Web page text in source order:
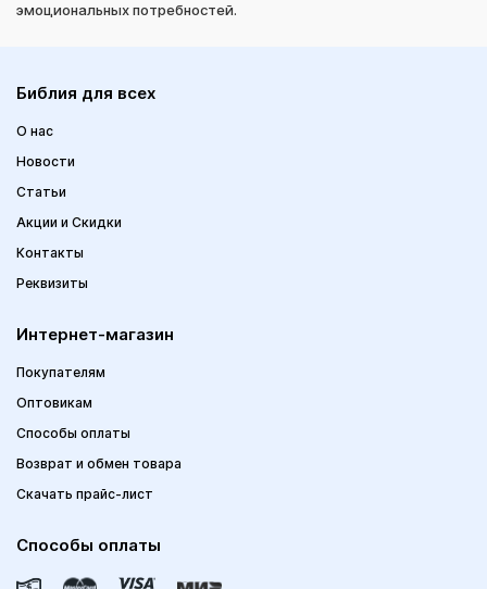
эмоциональных потребностей.
Библия для всех
О нас
Новости
Статьи
Акции и Скидки
Контакты
Реквизиты
Интернет-магазин
Покупателям
Оптовикам
Способы оплаты
Возврат и обмен товара
Скачать прайс-лист
Способы оплаты